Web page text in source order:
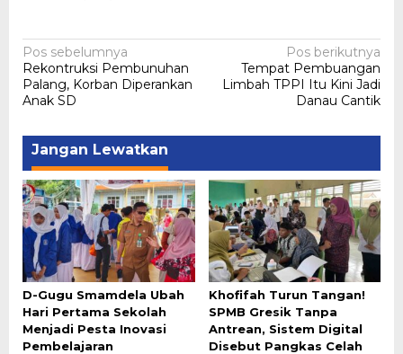
Navigasi
pos
Pos sebelumnya
Rekontruksi Pembunuhan
Palang, Korban Diperankan
Anak SD
Pos berikutnya
Tempat Pembuangan
Limbah TPPI Itu Kini Jadi
Danau Cantik
Jangan Lewatkan
D-Gugu Smamdela Ubah
Hari Pertama Sekolah
Menjadi Pesta Inovasi
Pembelajaran
Khofifah Turun Tangan!
SPMB Gresik Tanpa
Antrean, Sistem Digital
Disebut Pangkas Celah